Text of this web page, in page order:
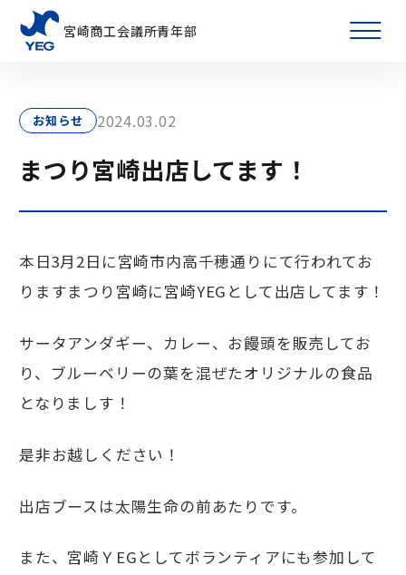
宮崎商工会議所青年部
お知らせ 2024.03.02
まつり宮崎出店してます！
本日3月2日に宮崎市内高千穂通りにて行われてお
りますまつり宮崎に宮崎YEGとして出店してます！
サータアンダギー、カレー、お饅頭を販売してお
り、ブルーベリーの葉を混ぜたオリジナルの食品
となりましす！
是非お越しください！
出店ブースは太陽生命の前あたりです。
また、宮崎ＹEGとしてボランティアにも参加して